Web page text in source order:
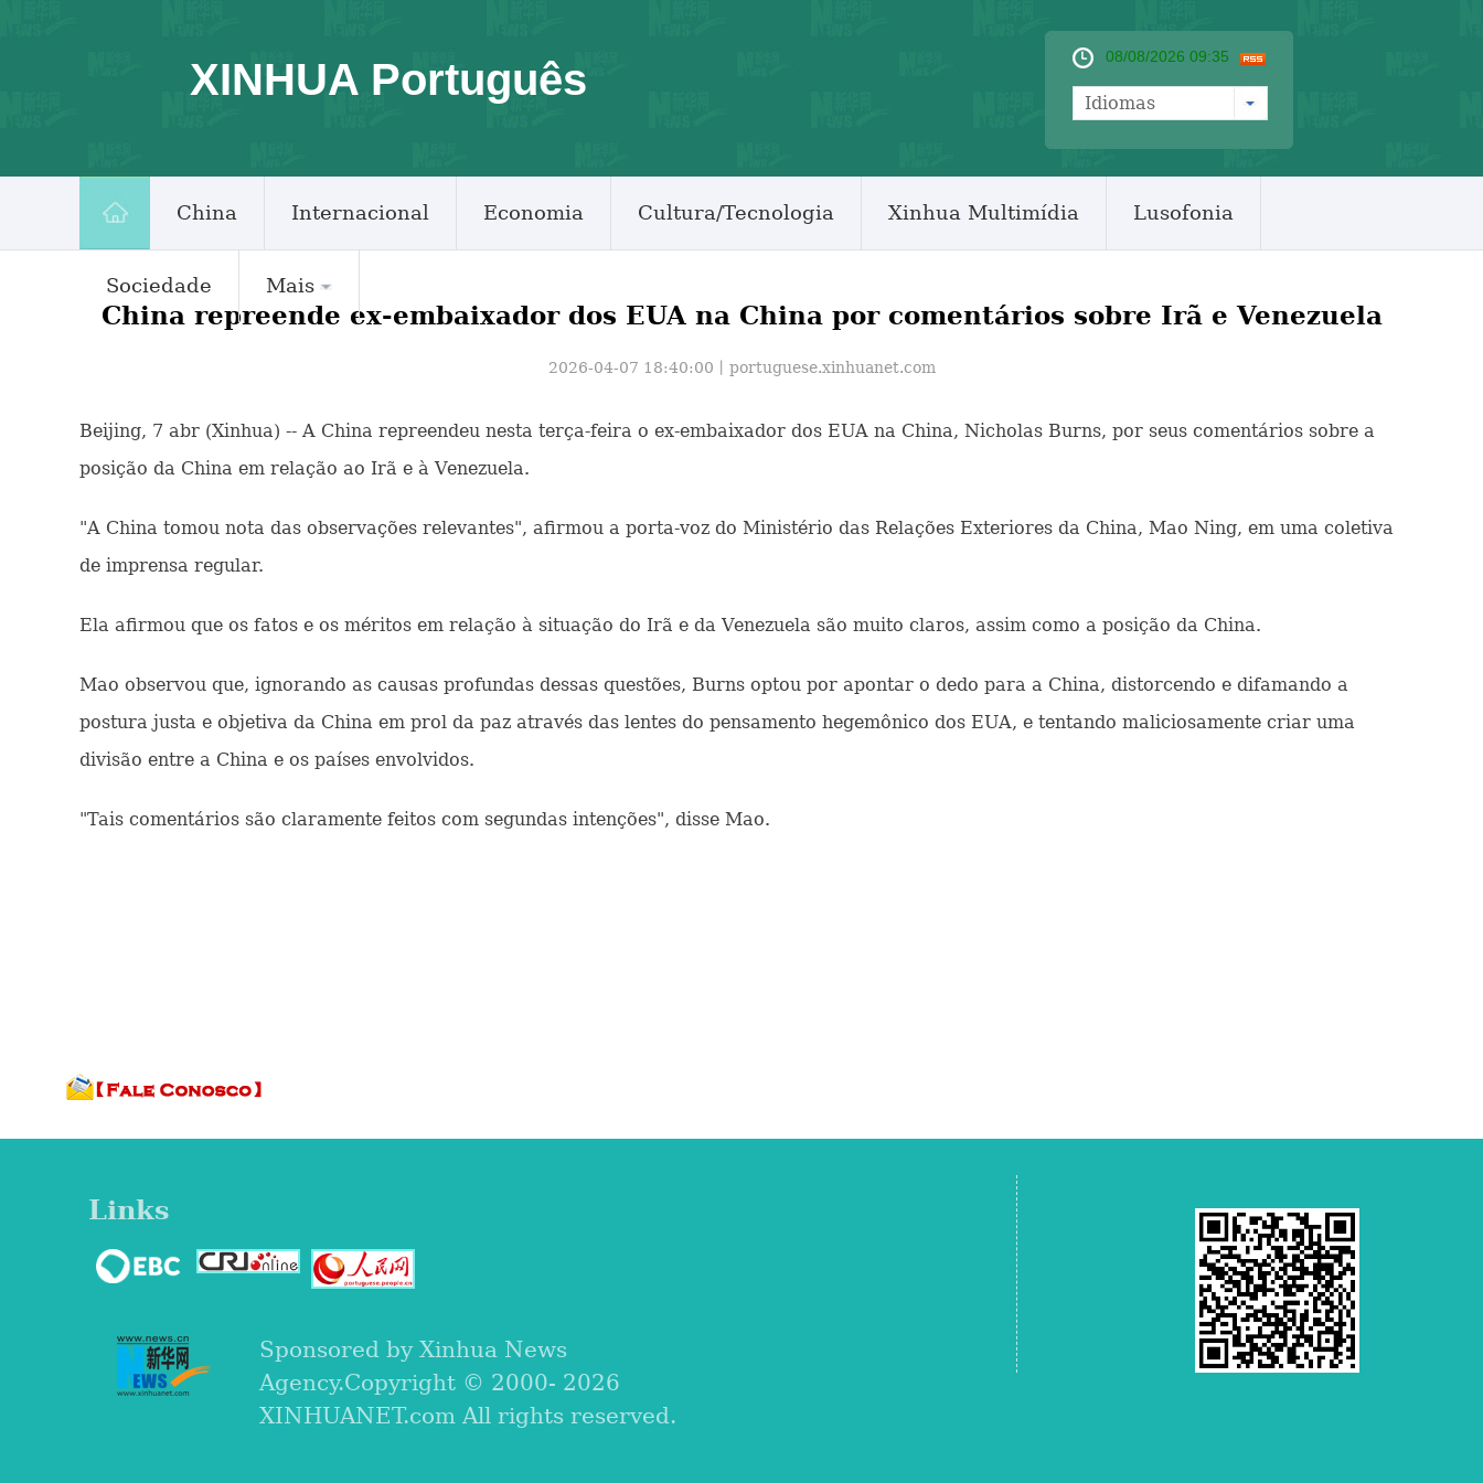
XINHUA Português 08/08/2026 09:35
Idiomas
China Internacional Economia Cultura/Tecnologia Xinhua Multimídia Lusofonia
Sociedade Mais
China repreende ex-embaixador dos EUA na China por comentários sobre Irã e Venezuela
2026-04-07 18:40:00丨 portuguese.xinhuanet.com
Beijing, 7 abr (Xinhua) -- A China repreendeu nesta terça-feira o ex-embaixador dos EUA na China, Nicholas Burns, por seus comentários sobre a
posição da China em relação ao Irã e à Venezuela.
"A China tomou nota das observações relevantes", afirmou a porta-voz do Ministério das Relações Exteriores da China, Mao Ning, em uma coletiva
de imprensa regular.
Ela afirmou que os fatos e os méritos em relação à situação do Irã e da Venezuela são muito claros, assim como a posição da China.
Mao observou que, ignorando as causas profundas dessas questões, Burns optou por apontar o dedo para a China, distorcendo e difamando a
postura justa e objetiva da China em prol da paz através das lentes do pensamento hegemônico dos EUA, e tentando maliciosamente criar uma
divisão entre a China e os países envolvidos.
"Tais comentários são claramente feitos com segundas intenções", disse Mao.
Links
Sponsored by Xinhua News
Agency.Copyright © 2000- 2026
XINHUANET.com All rights reserved.